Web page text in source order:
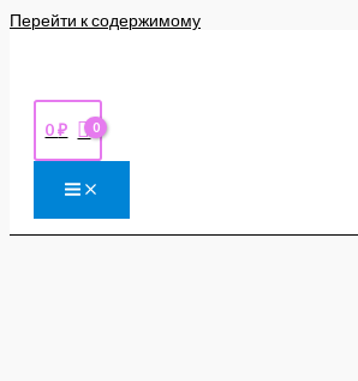
Перейти к содержимому
0₽